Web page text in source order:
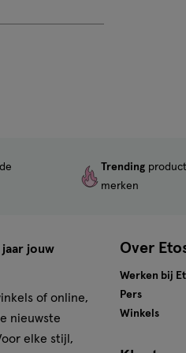
Trending
merken
jaar jouw
of online,
nieuwste
elke stijl,
Over
Werken bij
Pers
Winkels